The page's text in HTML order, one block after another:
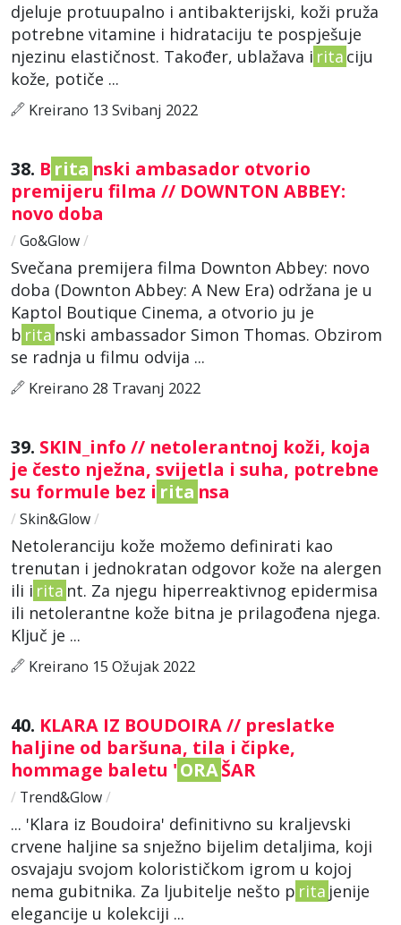
djeluje protuupalno i antibakterijski, koži pruža
potrebne vitamine i hidrataciju te pospješuje
njezinu elastičnost. Također, ublažava i rita ciju
kože, potiče ...
Kreirano 13 Svibanj 2022
38. B rita nski ambasador otvorio
premijeru filma // DOWNTON ABBEY:
novo doba
/ Go&Glow/
Svečana premijera filma Downton Abbey: novo
doba (Downton Abbey: A New Era) održana je u
Kaptol Boutique Cinema, a otvorio ju je
b rita nski ambassador Simon Thomas. Obzirom
se radnja u filmu odvija ...
Kreirano 28 Travanj 2022
39. SKIN_info // netolerantnoj koži, koja
je često nježna, svijetla i suha, potrebne
su formule bez i rita nsa
/ Skin&Glow/
Netoleranciju kože možemo definirati kao
trenutan i jednokratan odgovor kože na alergen
ili i rita nt. Za njegu hiperreaktivnog epidermisa
ili netolerantne kože bitna je prilagođena njega.
Ključ je ...
Kreirano 15 Ožujak 2022
40. KLARA IZ BOUDOIRA // preslatke
haljine od baršuna, tila i čipke,
hommage baletu 'ORAŠAR
/ Trend&Glow/
... 'Klara iz Boudoira' definitivno su kraljevski
crvene haljine sa snježno bijelim detaljima, koji
osvajaju svojom kolorističkom igrom u kojoj
nema gubitnika. Za ljubitelje nešto p rita jenije
elegancije u kolekciji ...